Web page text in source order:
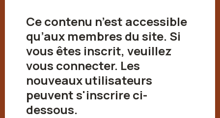
Ce contenu n’est accessible
qu’aux membres du site. Si
vous êtes inscrit, veuillez
vous connecter. Les
nouveaux utilisateurs
peuvent s'inscrire ci-
dessous.